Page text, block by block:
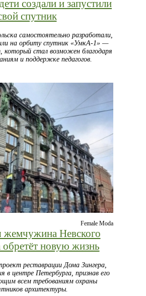
создали и запустили
спутник
самостоятельно разработали,
на орбиту спутник «УмкА-1» —
который стал возможен благодаря
и поддержке педагогов.
Female Moda
жемчужина Невского
обретёт новую жизнь
реставрации Дома Зингера,
в центре Петербурга, признав его
всем требованиям охраны
архитектуры.